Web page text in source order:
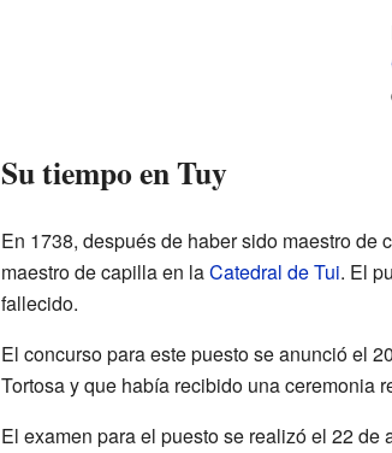
Su tiempo en Tuy
En 1738, después de haber sido maestro
maestro de capilla en laCatedral de Tui. El
fallecido.
El concurso para este puesto se anunció el
Tortosa y que había recibido una ceremonia
El examen para el puesto se realizó el 22